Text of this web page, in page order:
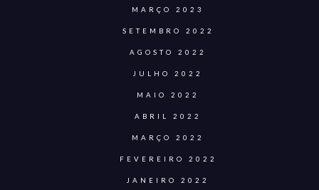
MARÇO 2023
SETEMBRO 2022
AGOSTO 2022
JULHO 2022
MAIO 2022
ABRIL 2022
MARÇO 2022
FEVEREIRO 2022
JANEIRO 2022